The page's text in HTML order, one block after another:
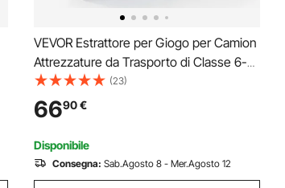
VEVOR Estrattore per Giogo per Camion
Attrezzature da Trasporto di Classe 6-8,
Kit di Strumenti per Rimozione del Giogo
per Impieghi Gravosi, Kit di Estrazione
Automobilistica
(23)
6690€
Disponibile
Consegna: Sab.Agosto 8 - Mer.Agosto 12